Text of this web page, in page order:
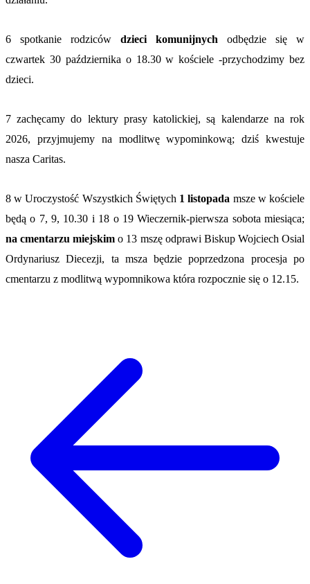
6 spotkanie rodziców dzieci komunijnych odbędzie się w
czwartek 30 października o 18.30w kościele -przychodzimy bez
dzieci.
7 zachęcamy do lektury prasy katolickiej, są kalendarze na rok
2026, przyjmujemy na modlitwę wypominkową; dziś kwestuje
nasza Caritas.
8 w Uroczystość Wszystkich Świętych 1 listopada msze w kościele
będą o 7, 9, 10.30 i 18 o 19 Wieczernik-pierwsza sobota miesiąca;
na cmentarzu miejskim o 13 mszę odprawi Biskup Wojciech Osial
Ordynariusz Diecezji, ta msza będzie poprzedzona procesja po
cmentarzu z modlitwą wypomnikowa która rozpocznie się o 12.15.